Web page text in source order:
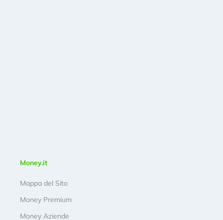
Money.it
Mappa del Sito
Money Premium
Money Aziende